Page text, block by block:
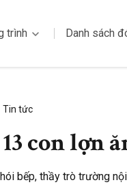
trình Danh sách
Tin tức
con lợn
bếp, thầy trò trường